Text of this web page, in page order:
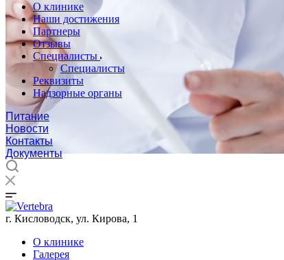
О клинике
Наши достижения
Партнеры
Отзывы
Специалисты
Специалисты
Реквизиты
Надзорные органы
Питание
Новости
Контакты
Документы
г. Кисловодск, ул. Кирова, 1
О клинике
Галерея